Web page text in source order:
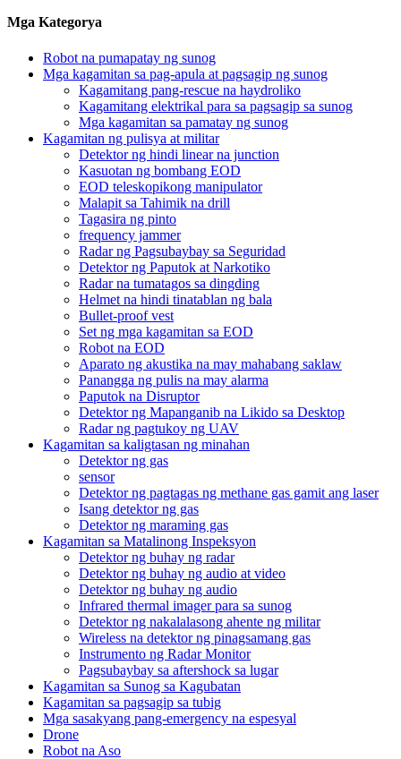
Mga Kategorya
Robot na pumapatay ng sunog
Mga kagamitan sa pag-apula at pagsagip ng sunog
Kagamitang pang-rescue na haydroliko
Kagamitang elektrikal para sa pagsagip sa sunog
Mga kagamitan sa pamatay ng sunog
Kagamitan ng pulisya at militar
Detektor ng hindi linear na junction
Kasuotan ng bombang EOD
EOD teleskopikong manipulator
Malapit sa Tahimik na drill
Tagasira ng pinto
frequency jammer
Radar ng Pagsubaybay sa Seguridad
Detektor ng Paputok at Narkotiko
Radar na tumatagos sa dingding
Helmet na hindi tinatablan ng bala
Bullet-proof vest
Set ng mga kagamitan sa EOD
Robot na EOD
Aparato ng akustika na may mahabang saklaw
Panangga ng pulis na may alarma
Paputok na Disruptor
Detektor ng Mapanganib na Likido sa Desktop
Radar ng pagtukoy ng UAV
Kagamitan sa kaligtasan ng minahan
Detektor ng gas
sensor
Detektor ng pagtagas ng methane gas gamit ang laser
Isang detektor ng gas
Detektor ng maraming gas
Kagamitan sa Matalinong Inspeksyon
Detektor ng buhay ng radar
Detektor ng buhay ng audio at video
Detektor ng buhay ng audio
Infrared thermal imager para sa sunog
Detektor ng nakalalasong ahente ng militar
Wireless na detektor ng pinagsamang gas
Instrumento ng Radar Monitor
Pagsubaybay sa aftershock sa lugar
Kagamitan sa Sunog sa Kagubatan
Kagamitan sa pagsagip sa tubig
Mga sasakyang pang-emergency na espesyal
Drone
Robot na Aso